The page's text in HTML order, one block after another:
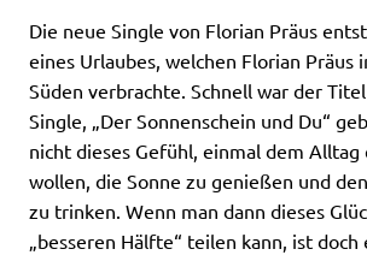
Die neue Single von Florian Präus
eines Urlaubes, welchen Florian Präus
Süden verbrachte. Schnell war der
Single, „Der Sonnenschein und Du“
nicht dieses Gefühl, einmal dem
wollen, die Sonne zu genießen und
zu trinken. Wenn man dann dieses
„besseren Hälfte“ teilen kann, ist